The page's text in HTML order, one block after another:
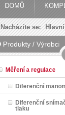
DOMŮ
Nacházíte se:
Produkty / Výrobci
Měření a regulace
Diferenční
Diferenční
tlaku